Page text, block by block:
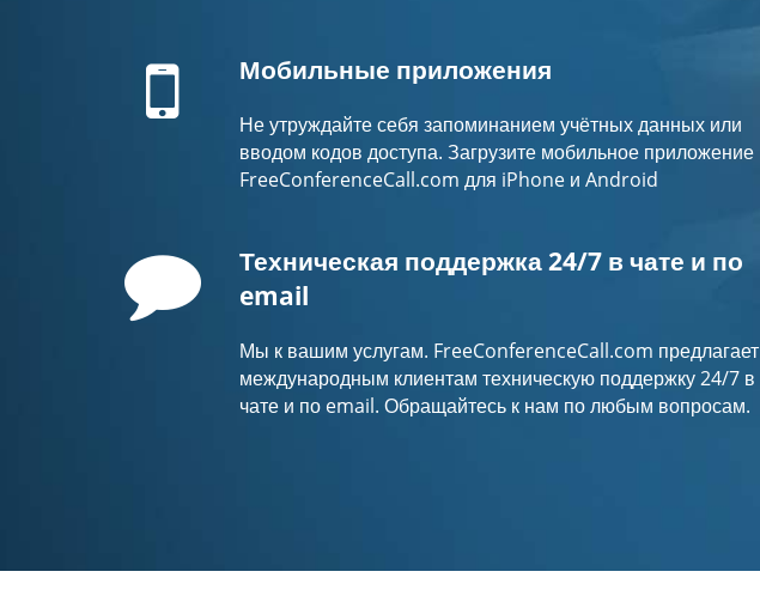
Mobile Мобильные приложения
Не утруждайте себя запоминанием учётных данных или
вводом кодов доступа. Загрузите мобильное приложение
FreeConferenceCall.com для iPhone и Android
Comment
Техническая поддержка 24/7 в чате и по
email
Мы к вашим услугам. FreeConferenceCall.com предлагает
международным клиентам техническую поддержку 24/7 в
чате и по email. Обращайтесь к нам по любым вопросам.